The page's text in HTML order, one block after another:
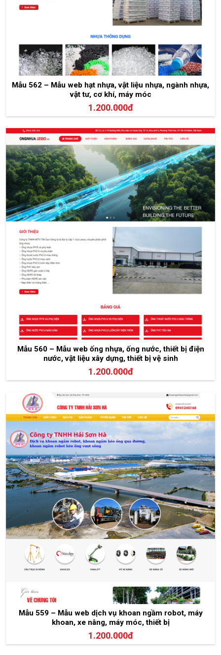
Mẫu 562 – Mẫu web hạt nhựa, vật liệu nhựa, ngành nhựa,
vật tư, cơ khí, máy móc
1.200.000đ
Mẫu 560 – Mẫu web ống nhựa, ống nước, thiết bị điện
nước, vật liệu xây dựng, thiết bị vệ sinh
1.200.000đ
Mẫu 559 – Mẫu web dịch vụ khoan ngầm robot, máy
khoan, xe nâng, máy móc, thiết bị
1.200.000đ